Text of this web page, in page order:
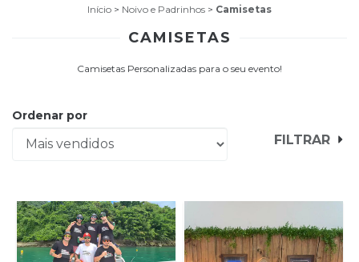
Início > Noivo e Padrinhos > Camisetas
CAMISETAS
Camisetas Personalizadas para o seu evento!
Ordenar por
FILTRAR